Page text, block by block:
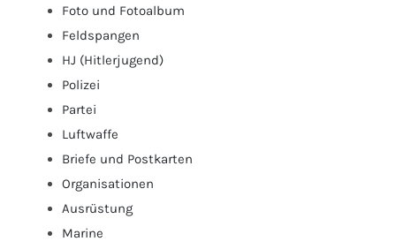
Foto und Fotoalbum
Feldspangen
HJ (Hitlerjugend)
Polizei
Partei
Luftwaffe
Briefe und Postkarten
Organisationen
Ausrüstung
Marine